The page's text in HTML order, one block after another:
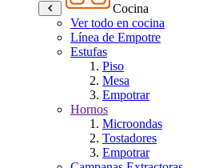
Cocina
Ver todo en cocina
Línea de Empotre
Estufas
Piso
Mesa
Empotrar
Hornos
Microondas
Tostadores
Empotrar